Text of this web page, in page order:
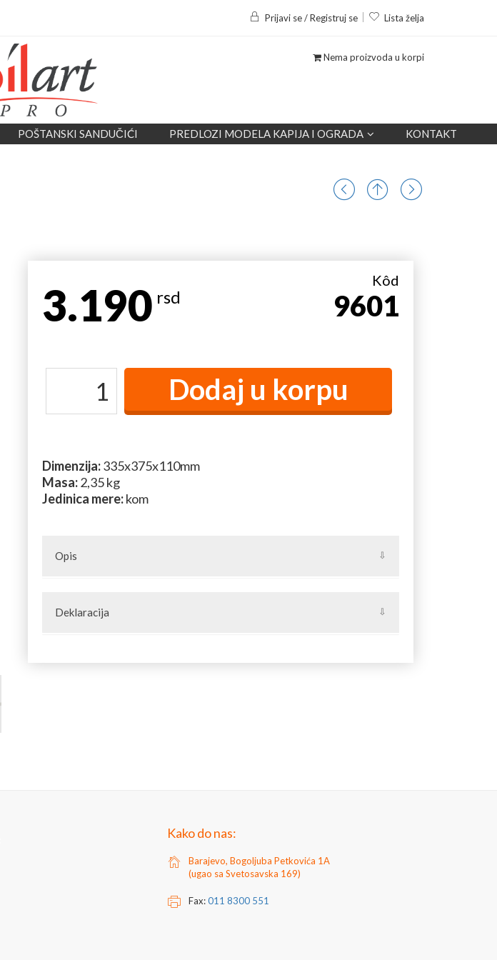
Prijavi se / Registruj se Lista želja
Nema proizvoda u korpi
POŠTANSKI SANDUČIĆI PREDLOZI MODELA KAPIJA I OGRADA KONTAKT
3.190 rsd
Kôd
9601
Dimenzija:335x375x110mm
Masa:2,35 kg
Jedinica mere:kom
Opis
Poštansko sanduče modernog, lepog dizajna i pristupačne cene, većih
dimenzija pogodnih za poštanske i druge koverte različitih veličina. Poseduje
Deklaracija
Zemlja izvoza: Kina
Kako do nas:
Barajevo, Bogoljuba Petkovića 1A
(ugao sa Svetosavska 169)
Fax:011 8300 551